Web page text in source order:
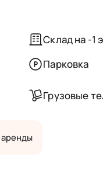
Склад на -1
Парковка
Грузовые